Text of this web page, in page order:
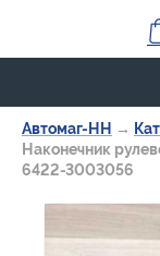
Автомаг-НН →
Наконечник
6422-3003056